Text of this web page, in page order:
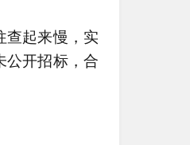
起来慢，实
公开招标，合